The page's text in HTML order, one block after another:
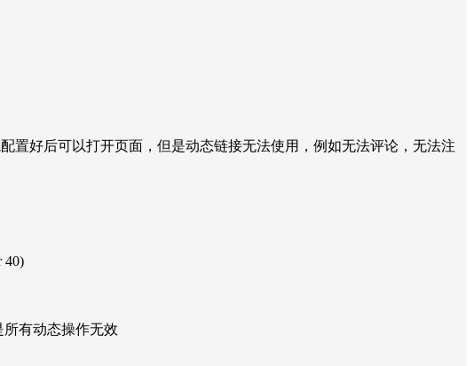
置好后可以打开页面，但是动态链接无法使用，例如无法评论，无法注
40)
所有动态操作无效